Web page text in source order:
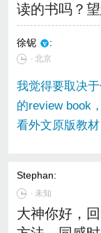
读的书吗？
徐铌 :
∙ 北京
我觉得要取决
的review book
看外文原版教
Stephan:
∙ 未知
大神你好，